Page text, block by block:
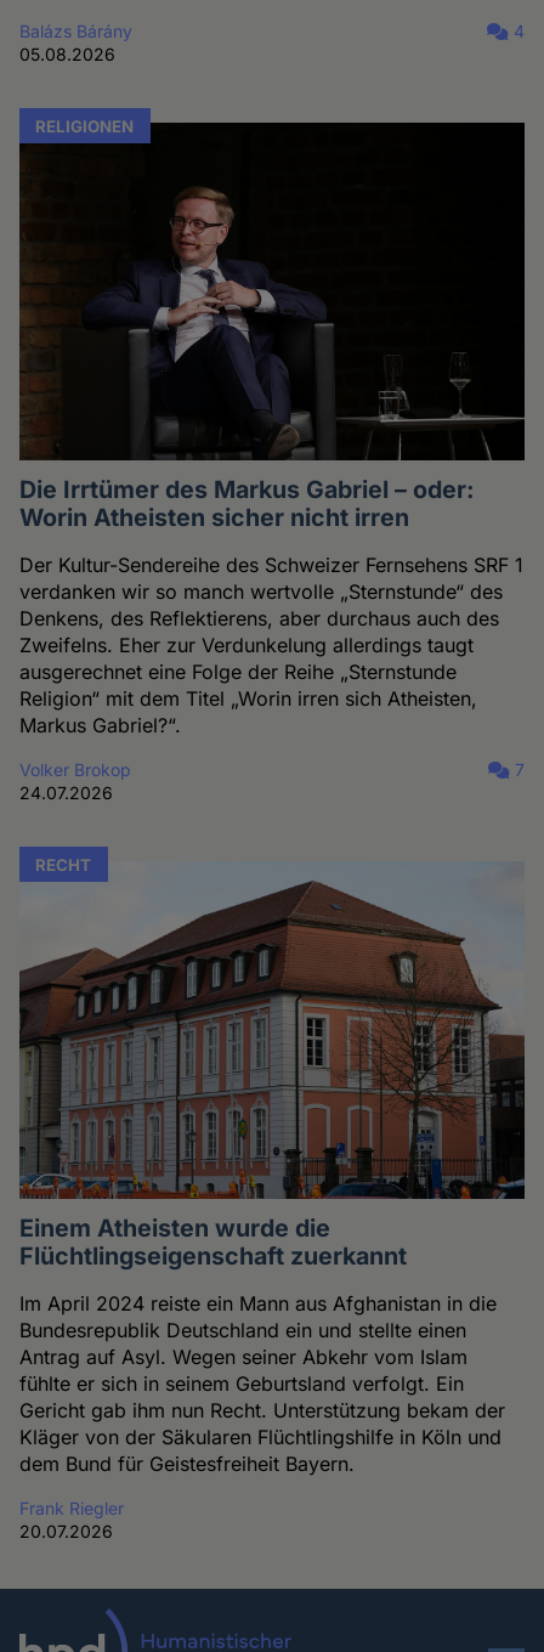
Balázs Bárány
05.08.2026
4
RELIGIONEN
Die Irrtümer des Markus Gabriel – oder:
Worin Atheisten sicher nicht irren
Der Kultur-Sendereihe des Schweizer Fernsehens SRF 1
verdanken wir so manch wertvolle „Sternstunde“ des
Denkens, des Reflektierens, aber durchaus auch des
Zweifelns. Eher zur Verdunkelung allerdings taugt
ausgerechnet eine Folge der Reihe „Sternstunde
Religion“ mit dem Titel „Worin irren sich Atheisten,
Markus Gabriel?“.
Volker Brokop
24.07.2026
7
RECHT
Einem Atheisten wurde die
Flüchtlingseigenschaft zuerkannt
Im April 2024 reiste ein Mann aus Afghanistan in die
Bundesrepublik Deutschland ein und stellte einen
Antrag auf Asyl. Wegen seiner Abkehr vom Islam
fühlte er sich in seinem Geburtsland verfolgt. Ein
Gericht gab ihm nun Recht. Unterstützung bekam der
Kläger von der Säkularen Flüchtlingshilfe in Köln und
dem Bund für Geistesfreiheit Bayern.
Frank Riegler
20.07.2026